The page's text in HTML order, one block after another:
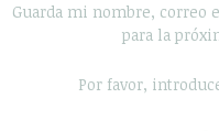
Guarda mi nombre, correo
para la
Por favor,